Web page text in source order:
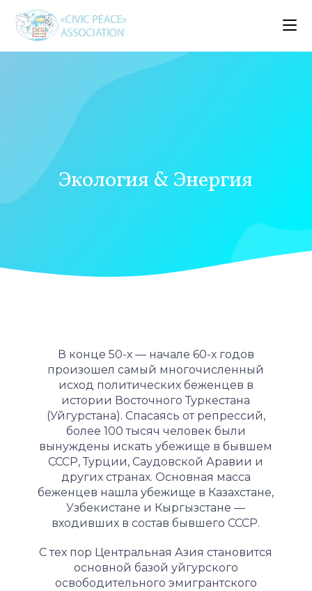
Экология & Энергия
В конце 50-х — начале 60-х годов
произошел самый многочисленный
исход политических беженцев в
истории Восточного Туркестана
(Уйгурстана). Спасаясь от репрессий,
более 100 тысяч человек были
вынуждены искать убежище в бывшем
СССР, Турции, Саудовской Аравии и
других странах. Основная масса
беженцев нашла убежище в Казахстане,
Узбекистане и Кыргызстане —
входивших в состав бывшего СССР.
С тех пор Центральная Азия становится
основной базой уйгурского
освободительного эмигрантского